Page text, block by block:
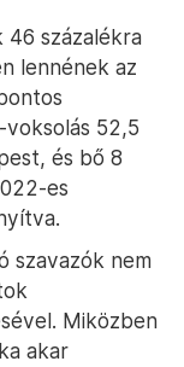
46 százalékra
lennének az
voksolás 52,5
és bő 8
es
szavazók nem
Miközben
akar